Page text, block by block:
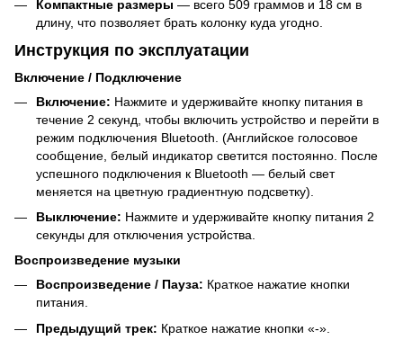
Компактные размеры — всего 509 граммов и 18 см в
длину, что позволяет брать колонку куда угодно.
Инструкция по эксплуатации
Включение / Подключение
Включение: Нажмите и удерживайте кнопку питания в
течение 2 секунд, чтобы включить устройство и перейти в
режим подключения Bluetooth. (Английское голосовое
сообщение, белый индикатор светится постоянно. После
успешного подключения к Bluetooth — белый свет
меняется на цветную градиентную подсветку).
Выключение: Нажмите и удерживайте кнопку питания 2
секунды для отключения устройства.
Воспроизведение музыки
Воспроизведение / Пауза: Краткое нажатие кнопки
питания.
Предыдущий трек: Краткое нажатие кнопки «-».